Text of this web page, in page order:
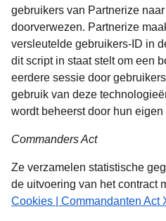
gebruikers van Partnerize
doorverwezen. Partnerize
versleutelde gebruikers-ID in
dit script in staat stelt om een
eerdere sessie door
gebruik van deze
wordt beheerst door hun
Commanders Act
Ze verzamelen statistische
de uitvoering van het contract
Cookies | Commandanten Act